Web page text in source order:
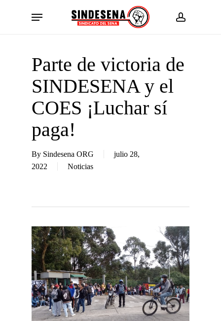
account
Menu
Parte de victoria de
SINDESENA y el
COES ¡Luchar sí
paga!
By Sindesena ORG
julio 28,
2022
Noticias